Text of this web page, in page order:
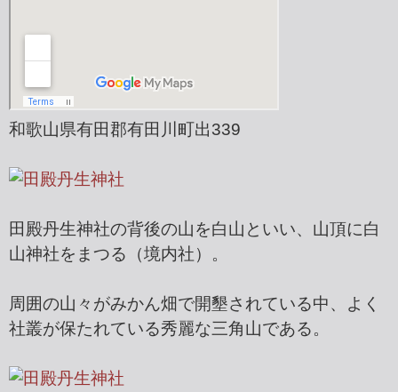
和歌山県有田郡有田川町出339
田殿丹生神社の背後の山を白山といい、山頂に白
山神社をまつる（境内社）。
周囲の山々がみかん畑で開墾されている中、よく
社叢が保たれている秀麗な三角山である。